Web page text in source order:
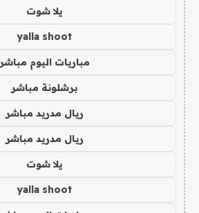
يلا شوت
yalla shoot
مباريات اليوم مباشر
برشلونة مباشر
ريال مدريد مباشر
ريال مدريد مباشر
يلا شوت
yalla shoot